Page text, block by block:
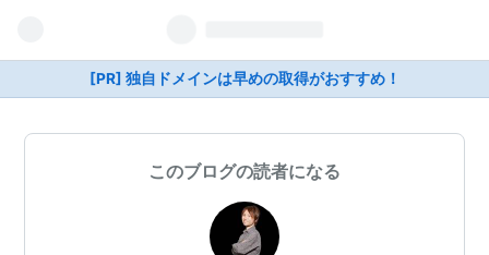
[PR] 独自ドメインは早めの取得がおすすめ！
このブログの読者になる